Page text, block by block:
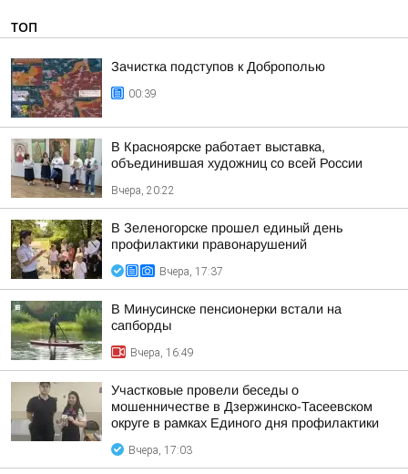
ТОП
Зачистка подступов к Доброполью
00:39
В Красноярске работает выставка,
объединившая художниц со всей России
Вчера, 20:22
В Зеленогорске прошел единый день
профилактики правонарушений
Вчера, 17:37
В Минусинске пенсионерки встали на
сапборды
Вчера, 16:49
Участковые провели беседы о
мошенничестве в Дзержинско-Тасеевском
округе в рамках Единого дня профилактики
Вчера, 17:03